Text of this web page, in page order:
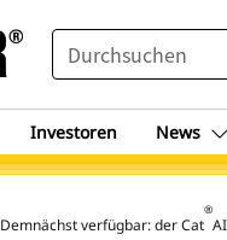
SEARCH
Investoren News
Demnächst verfügbar: der Cat
®